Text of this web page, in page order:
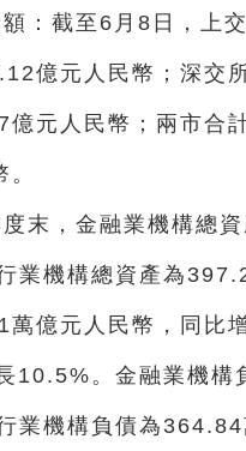
：截至6月8日，上
億元人民幣；深交
億元人民幣；兩市合
末，金融業機構總
業機構總資產為
億元人民幣，同比
10.5%。金融業機
業機構負債為